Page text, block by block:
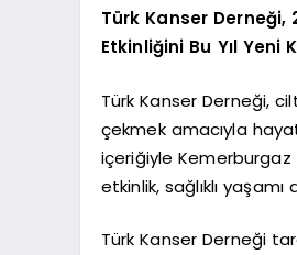
Türk Kanser Derneği,
Etkinliğini Bu Yıl Yeni
Türk Kanser Derneği,
çekmek amacıyla
içeriğiyle Kemerburgaz
etkinlik, sağlıklı
Türk Kanser Derneği